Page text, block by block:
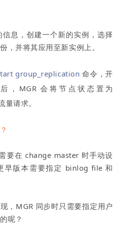
息，创建一个新的实例，选择
，并将其应用至新实例上。
group_replication命令，开
，MGR 会将节点状态置为
请求。
要在 change master 时手动设
早版本需要指定 binlog file 和
，MGR 同步时只需要指定用户
呢？